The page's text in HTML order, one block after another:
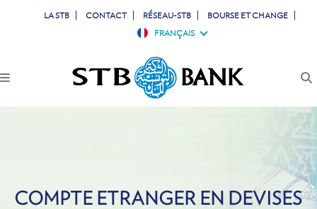
LA STB CONTACT RÉSEAU-STB
BOURSE ET CHANGE
FRANÇAIS
COMPTE ETRANGER EN DEVISES